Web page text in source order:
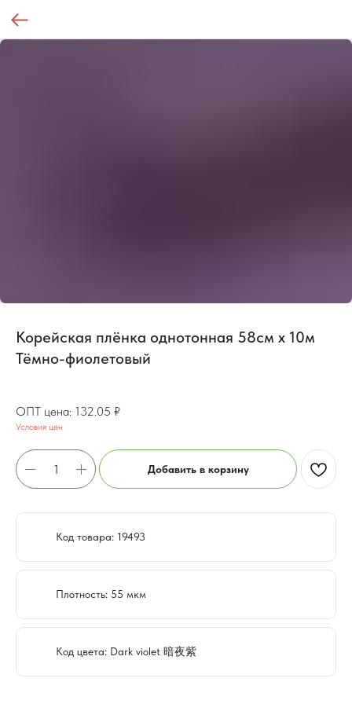
Корейская плёнка однотонная 58см х 10м
Тёмно-фиолетовый
132.05 ₽
Условия цен
Добавить в корзину
Код товара: 19493
Плотность: 55 мкм
Код цвета: Dark violet 暗夜紫